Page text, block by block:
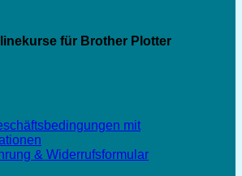
für Brother Plotter
mit
& Widerrufsformular